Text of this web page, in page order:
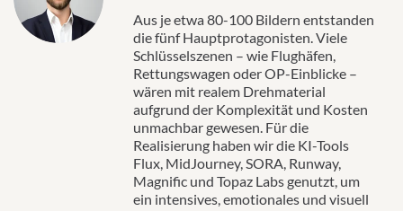
Aus je etwa 80-100 Bildern entstanden
die fünf Hauptprotagonisten. Viele
Schlüsselszenen – wie Flughäfen,
Rettungswagen oder OP-Einblicke –
wären mit realem Drehmaterial
aufgrund der Komplexität und Kosten
unmachbar gewesen. Für die
Realisierung haben wir die KI-Tools
Flux, MidJourney, SORA, Runway,
Magnific und Topaz Labs genutzt, um
ein intensives, emotionales und visuell